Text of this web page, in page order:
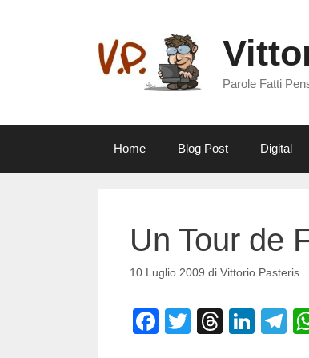
Parole Fatti
Home Blog Post Digital
Un Tour de
10 Luglio 2009 di Vittorio Pasteris
F
T
T
Li
T